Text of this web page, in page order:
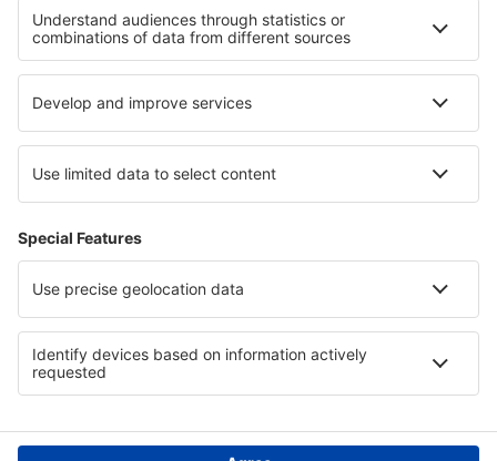
Politica de confidențialitate
Asistenţă şi contact
Țări
Siteuri internaționale
eSky.eu eSky.com eDestinos.com